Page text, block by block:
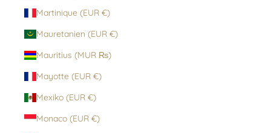
Martinique (EUR €)
Mauretanien (EUR €)
Mauritius (MUR ₨)
Mayotte (EUR €)
Mexiko (EUR €)
Monaco (EUR €)